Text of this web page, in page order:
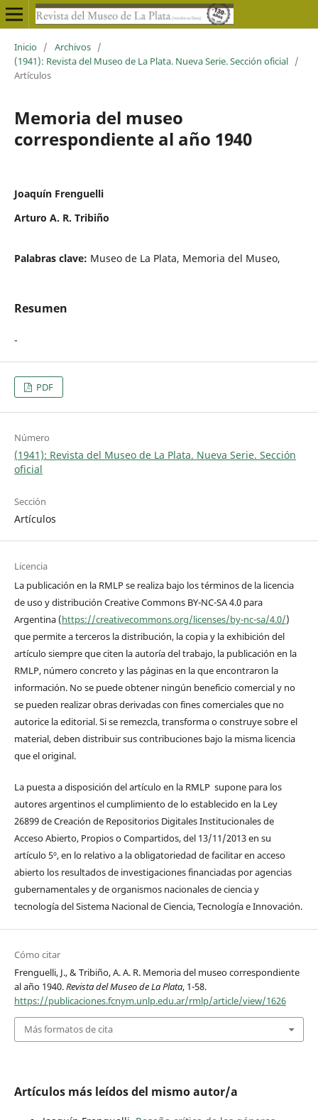
Inicio / Archivos /
(1941): Revista del Museo de La Plata. Nueva Serie. Sección oficial /
Artículos
Memoria del museo
correspondiente al año 1940
Joaquín Frenguelli
Arturo A. R. Tribiño
Palabras clave: Museo de La Plata, Memoria del Museo,
Resumen
-
PDF
Número
(1941): Revista del Museo de La Plata. Nueva Serie. Sección
oficial
Sección
Artículos
Licencia
La publicación en la RMLP se realiza bajo los términos de la licencia
de uso y distribución Creative Commons BY-NC-SA 4.0 para
Argentina (https://creativecommons.org/licenses/by-nc-sa/4.0/)
que permite a terceros la distribución, la copia y la exhibición del
artículo siempre que citen la autoría del trabajo, la publicación en la
RMLP, número concreto y las páginas en la que encontraron la
información. No se puede obtener ningún beneficio comercial y no
se pueden realizar obras derivadas con fines comerciales que no
autorice la editorial. Si se remezcla, transforma o construye sobre el
material, deben distribuir sus contribuciones bajo la misma licencia
que el original.
La puesta a disposición del artículo en la RMLP supone para los
autores argentinos el cumplimiento de lo establecido en la Ley
26899 de Creación de Repositorios Digitales Institucionales de
Acceso Abierto, Propios o Compartidos, del 13/11/2013 en su
artículo 5º, en lo relativo a la obligatoriedad de facilitar en acceso
abierto los resultados de investigaciones financiadas por agencias
gubernamentales y de organismos nacionales de ciencia y
tecnología del Sistema Nacional de Ciencia, Tecnología e Innovación.
Cómo citar
Frenguelli, J., & Tribiño, A. A. R. Memoria del museo correspondiente
al año 1940.Revista del Museo de La Plata, 1-58.
https://publicaciones.fcnym.unlp.edu.ar/rmlp/article/view/1626
Más formatos de cita
Artículos más leídos del mismo autor/a